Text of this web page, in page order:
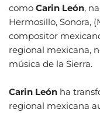
como Carin León,
Hermosillo, Sonora,
compositor
regional mexicana,
música de la Sierra.
Carin León ha
regional mexicana